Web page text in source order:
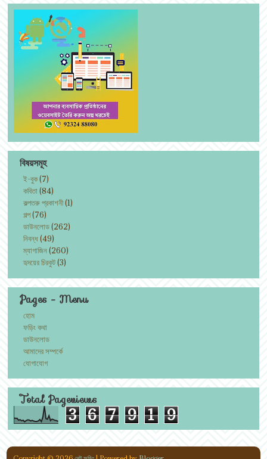
বিষয়সমূহ
ই-বুক(7)
কবিতা(84)
কল্পতরু প্রকাশনী(1)
গল্প(76)
ডাউনলোড(262)
নিবন্ধ(49)
ম্যাগাজিন(260)
হৃদয়ের চিরকুট(3)
Pages - Menu
হোম
ফড়িং কথা
ডাউনলোড
আমাদের সম্পর্কে
যোগাযোগ
Total Pageviews
3 6 7 9 1 9